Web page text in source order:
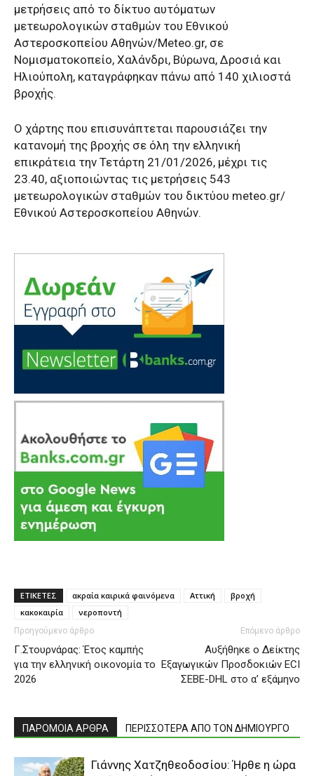
μετρήσεις από το δίκτυο αυτόματων
μετεωρολογικών σταθμών του Εθνικού
Αστεροσκοπείου Αθηνών/Meteo.gr, σε
Νομισματοκοπείο, Χαλάνδρι, Βύρωνα, Δροσιά και
Ηλιούπολη, καταγράφηκαν πάνω από 140 χιλιοστά
βροχής.
Ο χάρτης που επισυνάπτεται παρουσιάζει την
κατανομή της βροχής σε όλη την ελληνική
επικράτεια την Τετάρτη 21/01/2026, μέχρι τις
23.40, αξιοποιώντας τις μετρήσεις 543
μετεωρολογικών σταθμών του δικτύου meteo.gr/
Εθνικού Αστεροσκοπείου Αθηνών.
ΕΤΙΚΕΤΕΣ ακραία καιρικά φαινόμενα Αττική
βροχή
κακοκαιρία
νεροποντή
Προηγούμενο άρθρο
Γ.Στουρνάρας: Έτος καμπής
για την ελληνική οικονομία το
2026
Επόμενο άρθρο
Αυξήθηκε ο Δείκτης
Εξαγωγικών Προσδοκιών ECI
ΣΕΒΕ-DHL στο α’ εξάμηνο
ΠΑΡΟΜΟΙΑ ΑΡΘΡΑ ΠΕΡΙΣΣΟΤΕΡΑ ΑΠΟ ΤΟΝ ΔΗΜΙΟΥΡΓΟ
Γιάννης Χατζηθεοδοσίου: Ήρθε η ώρα